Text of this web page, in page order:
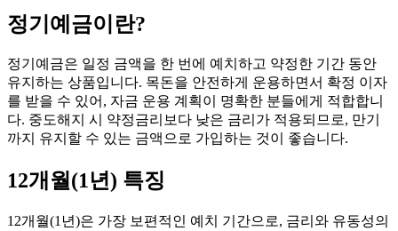
정기예금이란?
정기예금은 일정 금액을 한 번에 예치하고 약정한 기간 동안
유지하는 상품입니다. 목돈을 안전하게 운용하면서 확정 이자
를 받을 수 있어, 자금 운용 계획이 명확한 분들에게 적합합니
다. 중도해지 시 약정금리보다 낮은 금리가 적용되므로, 만기
까지 유지할 수 있는 금액으로 가입하는 것이 좋습니다.
12개월(1년) 특징
12개월(1년)은 가장 보편적인 예치 기간으로, 금리와 유동성의